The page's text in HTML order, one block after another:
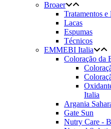
Broaer
Tratamentos e
Lacas
Espumas
Técnicos
EMMEBI Italia
Coloração da
Italia
Argania
Gate Sun
Nutry Care -